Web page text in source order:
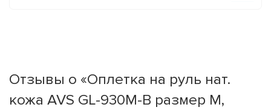
Отзывы о «Оплетка на руль нат.
кожа AVS GL-930M-B размер M,